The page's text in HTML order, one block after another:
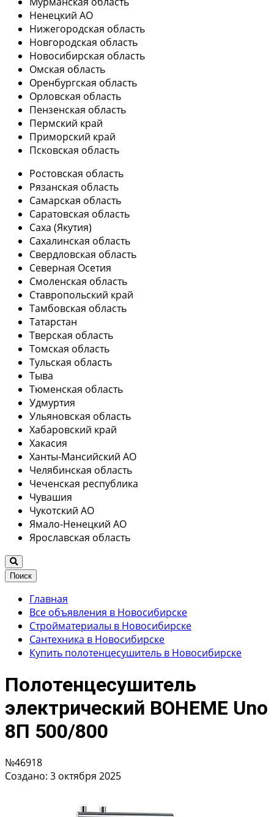
Ненецкий АО
Нижегородская область
Новгородская область
Новосибирская область
Омская область
Оренбургская область
Орловская область
Пензенская область
Пермский край
Приморский край
Псковская область
Ростовская область
Рязанская область
Самарская область
Саратовская область
Саха (Якутия)
Сахалинская область
Свердловская область
Северная Осетия
Смоленская область
Ставропольский край
Тамбовская область
Татарстан
Тверская область
Томская область
Тульская область
Тыва
Тюменская область
Удмуртия
Ульяновская область
Хабаровский край
Хакасия
Ханты-Мансийский АО
Челябинская область
Чеченская республика
Чувашия
Чукотский АО
Ямало-Ненецкий АО
Ярославская область
Поиск
Главная
Все объявления в Новосибирске
Стройматериалы в Новосибирске
Сантехника в Новосибирске
Купить полотенцесушитель в Новосибирске
Полотенцесушитель
электрический BOHEME Uno
8П 500/800
№46918
Создано: 3 октября 2025